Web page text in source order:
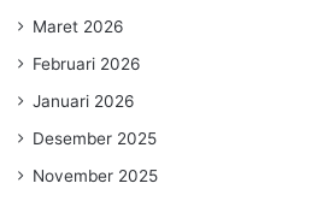
Maret 2026
Februari 2026
Januari 2026
Desember 2025
November 2025